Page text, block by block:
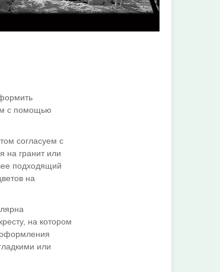
с помощью
согласуем с
на гранит или
подходящий
на
на котором
оформления
или